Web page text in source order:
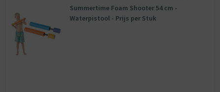
Summertime Foam Shooter 54 cm -
Waterpistool - Prijs per Stuk